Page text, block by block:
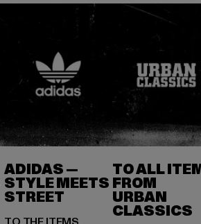
ADIDAS —
STYLE MEETS
STREET
TO ALL
FROM
URBAN